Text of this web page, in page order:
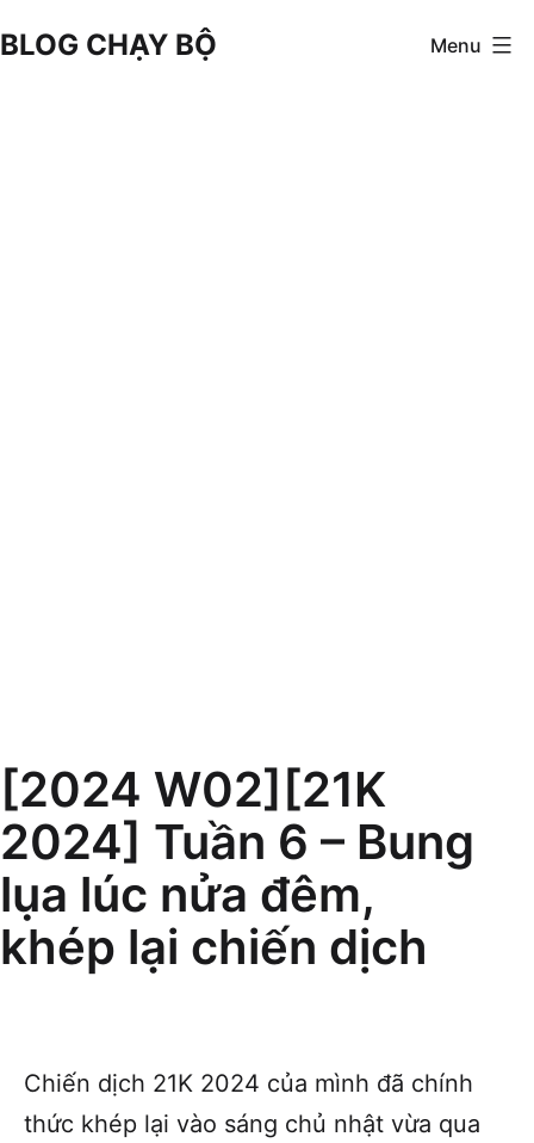
to
BLOG CHẠY BỘ Menu
[2024 W02][21K
2024] Tuần 6 – Bung
lụa lúc nửa đêm,
khép lại chiến dịch
Chiến dịch 21K 2024 của mình đã chính
thức khép lại vào sáng chủ nhật vừa qua